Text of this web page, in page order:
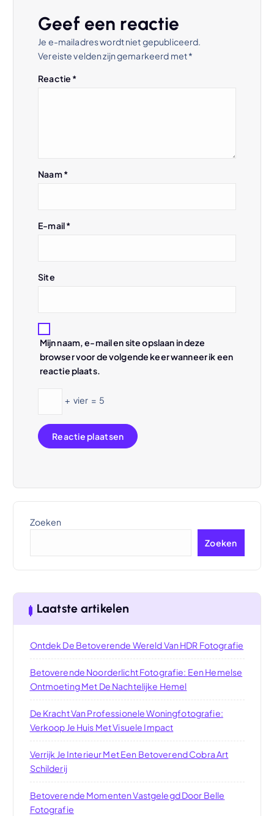
Geef een reactie
Je e-mailadres wordt niet gepubliceerd.
Vereiste velden zijn gemarkeerd met*
Reactie *
Naam*
E-mail*
Site
Mijn naam, e-mail en site opslaan in deze
browser voor de volgende keer wanneer ik een
reactie plaats.
+ vier = 5
Zoeken
Zoeken
Laatste artikelen
Ontdek De Betoverende Wereld Van HDR Fotografie
Betoverende Noorderlicht Fotografie: Een Hemelse
Ontmoeting Met De Nachtelijke Hemel
De Kracht Van Professionele Woningfotografie:
Verkoop Je Huis Met Visuele Impact
Verrijk Je Interieur Met Een Betoverend Cobra Art
Schilderij
Betoverende Momenten Vastgelegd Door Belle
Fotografie